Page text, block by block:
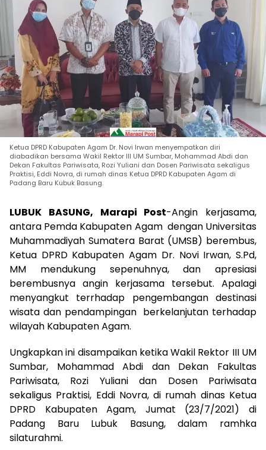
Ketua DPRD Kabupaten Agam Dr. Novi Irwan menyempatkan diri
diabadikan bersama Wakil Rektor III UM Sumbar, Mohammad Abdi dan
Dekan Fakultas Pariwisata, Rozi Yuliani dan Dosen Pariwisata sekaligus
Praktisi, Eddi Novra, di rumah dinas Ketua DPRD Kabupaten Agam di
Padang Baru Kubuk Basung.
LUBUK BASUNG, Marapi Post-Angin kerjasama,
antara Pemda Kabupaten Agam dengan Universitas
Muhammadiyah Sumatera Barat (UMSB) berembus,
Ketua DPRD Kabupaten Agam Dr. Novi Irwan, S.Pd,
MM mendukung sepenuhnya, dan apresiasi
berembusnya angin kerjasama tersebut. Apalagi
menyangkut terrhadap pengembangan destinasi
wisata dan pendampingan berkelanjutan terhadap
wilayah Kabupaten Agam.
Ungkapkan ini disampaikan ketika Wakil Rektor III UM
Sumbar, Mohammad Abdi dan Dekan Fakultas
Pariwisata, Rozi Yuliani dan Dosen Pariwisata
sekaligus Praktisi, Eddi Novra, di rumah dinas Ketua
DPRD Kabupaten Agam, Jumat (23/7/2021) di
Padang Baru Lubuk Basung, dalam ramhka
silaturahmi.